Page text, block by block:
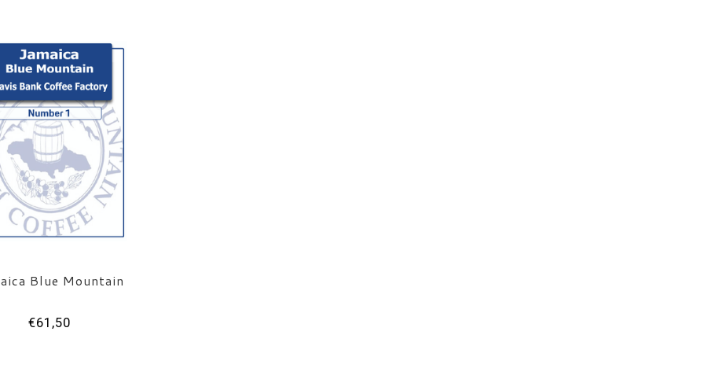
Blue Mountain
€61,50